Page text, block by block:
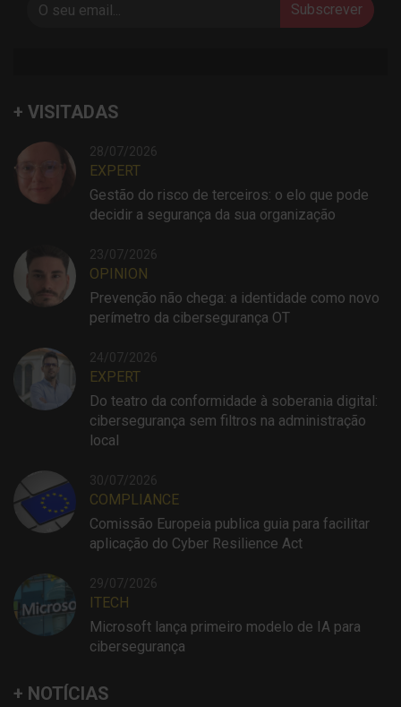
Subscrever
+ VISITADAS
28/07/2026
EXPERT
Gestão do risco de terceiros: o elo que pode
decidir a segurança da sua organização
23/07/2026
OPINION
Prevenção não chega: a identidade como novo
perímetro da cibersegurança OT
24/07/2026
EXPERT
Do teatro da conformidade à soberania digital:
cibersegurança sem filtros na administração
local
30/07/2026
COMPLIANCE
Comissão Europeia publica guia para facilitar
aplicação do Cyber Resilience Act
29/07/2026
ITECH
Microsoft lança primeiro modelo de IA para
cibersegurança
+ NOTÍCIAS